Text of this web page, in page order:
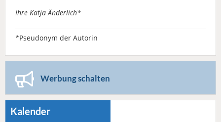
Ihre Katja Änderlich*
*Pseudonym der Autorin
Werbung schalten
Kalender